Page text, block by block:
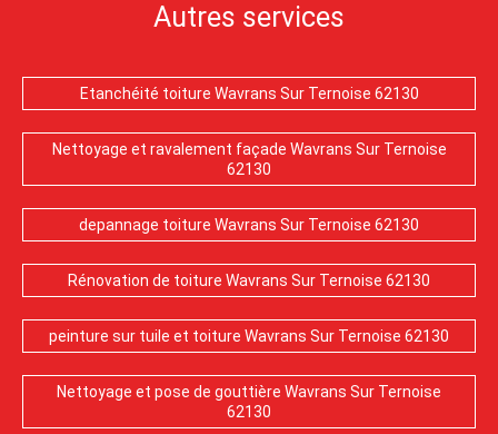
Autres services
Etanchéité toiture Wavrans Sur Ternoise 62130
Nettoyage et ravalement façade Wavrans Sur Ternoise
62130
depannage toiture Wavrans Sur Ternoise 62130
Rénovation de toiture Wavrans Sur Ternoise 62130
peinture sur tuile et toiture Wavrans Sur Ternoise 62130
Nettoyage et pose de gouttière Wavrans Sur Ternoise
62130